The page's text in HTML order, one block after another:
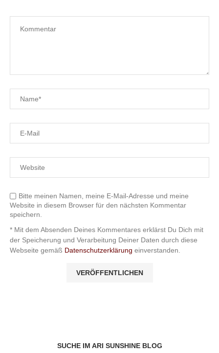
Bitte meinen Namen, meine E-Mail-Adresse und meine
Website in diesem Browser für den nächsten Kommentar
speichern.
* Mit dem Absenden Deines Kommentares erklärst Du Dich mit
der Speicherung und Verarbeitung Deiner Daten durch diese
Webseite gemäß Datenschutzerklärung einverstanden.
SUCHE IM ARI SUNSHINE BLOG